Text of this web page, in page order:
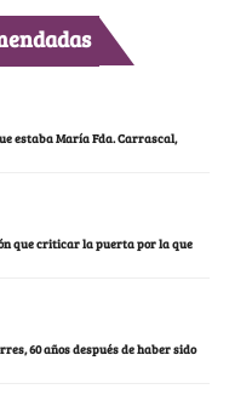
estaba María Fda. Carrascal,
que criticar la puerta por la que
60 años después de haber sido